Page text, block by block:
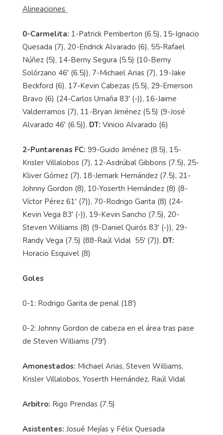
Alineaciones
0-Carmelita: 1-Patrick Pemberton (6.5), 15-Ignacio
Quesada (7), 20-Endrick Alvarado (6), 55-Rafael
Núñez (5), 14-Berny Segura (5.5) (10-Berny
Solórzano 46' (6.5)), 7-Michael Arias (7), 19-Jake
Beckford (6), 17-Kevin Cabezas (5.5), 29-Emerson
Bravo (6) (24-Carlos Umaña 83' (-)), 16-Jaime
Valderramos (7), 11-Bryan Jiménez (5.5) (9-José
Alvarado 46' (6.5)). DT: Vinicio Alvarado (6)
2-Puntarenas FC: 99-Guido Jiménez (8.5), 15-
Krisler Villalobos (7), 12-Asdrúbal Gibbons (7.5), 25-
Kliver Gómez (7), 18-Jemark Hernández (7.5), 21-
Johnny Gordon (8), 10-Yoserth Hernández (8) (8-
Víctor Pérez 61' (7)), 70-Rodrigo Garita (8) (24-
Kevin Vega 83' (-)), 19-Kevin Sancho (7.5), 20-
Steven Williams (8) (9-Daniel Quirós 83' (-)), 29-
Randy Vega (7.5) (88-Raúl Vidal 55' (7)). DT:
Horacio Esquivel (8)
Goles
0-1: Rodrigo Garita de penal (18')
0-2: Johnny Gordon de cabeza en el área tras pase
de Steven Williams (79')
Amonestados: Michael Arias, Steven Williams,
Krisler Villalobos, Yoserth Hernández, Raúl Vidal
Arbitro: Rigo Prendas (7.5)
Asistentes: Josué Mejías y Félix Quesada